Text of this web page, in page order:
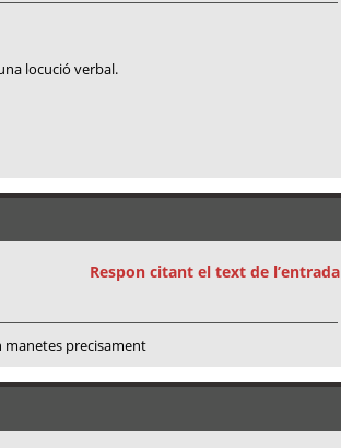
locució verbal.
Respon citant el text de l’entrada
manetes precisament